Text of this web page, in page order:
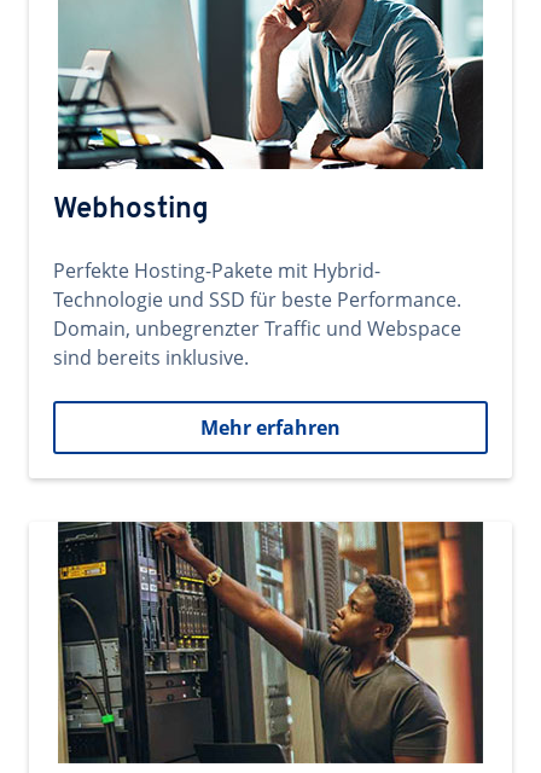
Webhosting
Perfekte Hosting-Pakete mit Hybrid-
Technologie und SSD für beste Performance.
Domain, unbegrenzter Traffic und Webspace
sind bereits inklusive.
Mehr erfahren